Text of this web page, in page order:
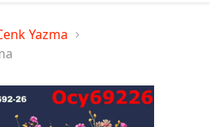
Yazma